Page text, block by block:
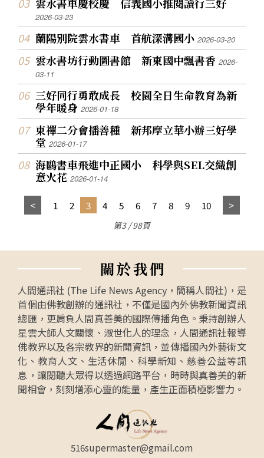
雲水書車慶校慶 信義國小推閱讀行三好
2026-03-23
蘭陽別院雲水書車 首航深溝國小2026-03-20
雲水書坊行動圖書館 新東國中飄書香2026-
03-11
三好同行勇敢成長 校園全日生命教育為新
學年暖身2026-01-18
東禪二分會播善種 新邦摩立華小辦三好學
堂2026-01-17
海鷗書車飛進中正國小 科學與SEL交織創
意火花2026-01-14
1 2 3 4 5 6 7 8 9 10
第3 / 98頁
關於我們
人間通訊社 (The Life News Agency，簡稱人間社)，是
首個由佛教創辦的通訊社，不僅是國內外佛教新聞資訊
總匯，更肩負人間真善美的國際傳播角色。秉持創辦人
星雲大師人文關懷、淑世化人的理念，人間通訊社報導
佛教界以及各宗教界的新聞資訊，並傳播國內外藝術文
化、教育人文、生活休閒、科學新知、慈善公益等訊
息，讓閱聽大眾得以透過網路平台，時時與真善美的新
聞相會，刻刻增添心靈的能量，產生正面積極影響力。
516supermaster@gmail.com